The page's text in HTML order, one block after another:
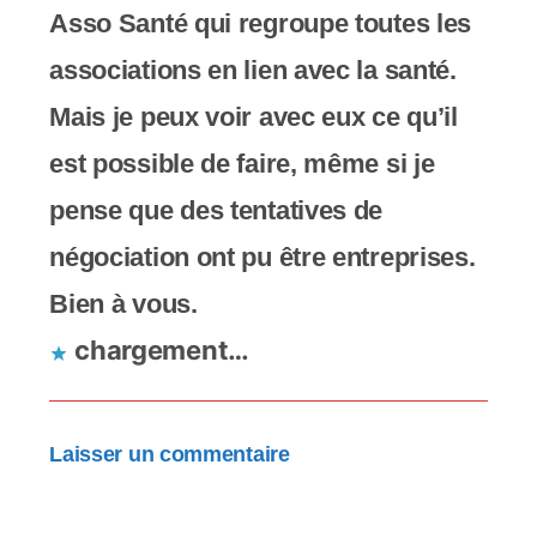
Asso Santé qui regroupe toutes les
associations en lien avec la santé.
Mais je peux voir avec eux ce qu’il
est possible de faire, même si je
pense que des tentatives de
négociation ont pu être entreprises.
Bien à vous.
chargement…
Laisser un commentaire